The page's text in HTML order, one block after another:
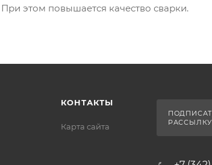
этом повышается качество сварки.
КОНТАКТЫ
Карта сайта
РАССЫЛКУ